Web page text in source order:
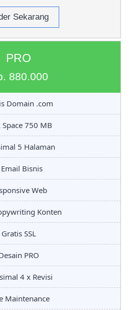
Sekarang
PRO
880.000
Domain .com
Space 750 MB
5 Halaman
Bisnis
Web
Konten
Gratis SSL
PRO
4 x Revisi
Maintenance